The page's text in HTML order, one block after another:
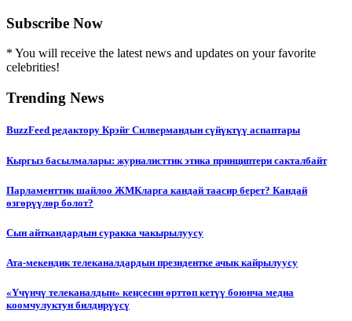
Subscribe Now
* You will receive the latest news and updates on your favorite
celebrities!
Trending News
BuzzFeed редактору Крэйг Силвермандын сүйүктүү аспаптары
Кыргыз басылмалары: журналисттик этика принциптери сакталбайт
Парламенттик шайлоо ЖМКларга кандай таасир берет? Кандай
өзгөрүүлөр болот?
Сын айткандардын суракка чакырылуусу
Ата-мекендик телеканалдардын президентке ачык кайрылуусу
«Үчүнчү телеканалдын» кеңсесин өрттөп кетүү боюнча медиа
коомчулуктун билдирүүсү